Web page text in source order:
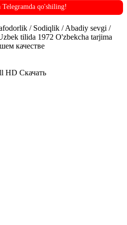
Telegramda qo'shiling!
/ Sodiqlik / Abadiy sevgi /
tilida 1972 O'zbekcha tarjima
качестве
HD Скачать